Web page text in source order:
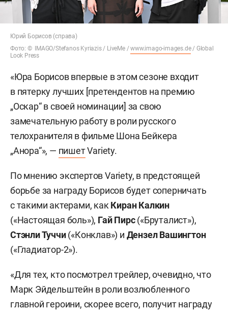
Юрий Борисов (справа)
Фото: © IMAGO/Stefanos Kyriazis / LiveMe /www.imago-images.de/ Global
Look Press
«Юра Борисов впервые в этом сезоне входит
в пятерку лучших [претендентов на премию
„Оскар“ в своей номинации] за свою
замечательную работу в роли русского
телохранителя в фильме Шона Бейкера
„Анора“», — пишетVariety.
По мнению экспертов Variety, в предстоящей
борьбе за награду Борисов будет соперничать
с такими актерами, как Киран Калкин
(«Настоящая боль»), Гай Пирс(«Бруталист»),
Стэнли Туччи(«Конклав») и Дензел Вашингтон
(«Гладиатор-2»).
«Для тех, кто посмотрел трейлер, очевидно, что
Марк Эйдельштейн в роли возлюбленного
главной героини, скорее всего, получит награду